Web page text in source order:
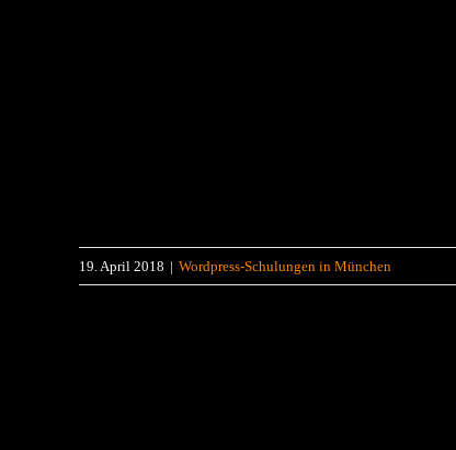
19. April 2018 | Wordpress-Schulungen in München